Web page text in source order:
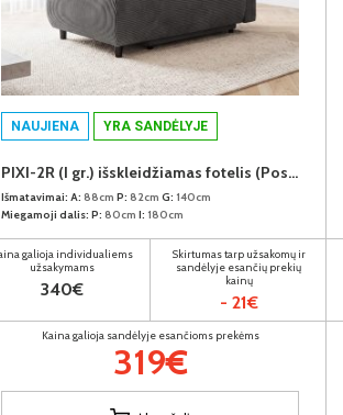
NAUJIENA YRA SANDĖLYJE
PIXI-2R (I gr.) išskleidžiamas fotelis (Poso-115) K
Išmatavimai: A: 88cm P: 82cm G: 140cm
Miegamoji dalis: P: 80cm I: 180cm
galioja individualiems
užsakymams
340€
Skirtumas tarp užsakomų ir
sandėlyje esančių prekių
kainų
- 21€
Kaina galioja sandėlyje esančioms prekėms
319€